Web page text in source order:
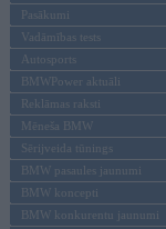
Pasākumi
Vadāmības tests
Autosports
BMWPower aktuāli
Reklāmas raksti
Mēneša BMW
Sērijveida tūnings
BMW pasaules jaunumi
BMW koncepti
BMW konkurentu jaunumi